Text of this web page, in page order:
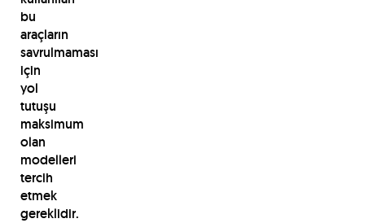
bu
araçların
savrulmaması
için
yol
tutuşu
maksimum
olan
modelleri
tercih
etmek
gereklidir.